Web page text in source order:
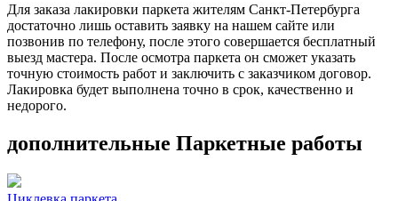
Для заказа лакировки паркета жителям Санкт-Петербурга
достаточно лишь оставить заявку на нашем сайте или
позвонив по телефону, после этого совершается бесплатный
выезд мастера. После осмотра паркета он сможет указать
точную стоимость работ и заключить с заказчиком договор.
Лакировка будет выполнена точно в срок, качественно и
недорого.
дополнительные Паркетные работы